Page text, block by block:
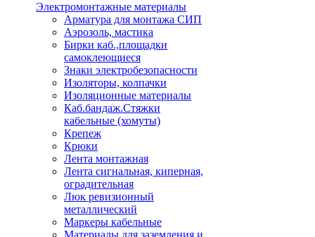
Электромонтажные материалы
Арматура для монтажа СИП
Аэрозоль, мастика
Бирки каб.,площадки
самоклеющиеся
Знаки электробезопасности
Изоляторы, колпачки
Изоляционные материалы
Каб.бандаж.Стяжки
кабельные (хомуты)
Крепеж
Крюки
Лента монтажная
Лента сигнальная, киперная,
оградительная
Люк ревизионный
металлический
Маркеры кабельные